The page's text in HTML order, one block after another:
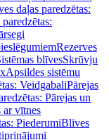
daļas paredzētas:
Rezerves
blīvesSkrūvju
Apsildes sistēmu
VeidgabaliPārejas
Pārejas un
ar vītnes
PiederumiBlīves